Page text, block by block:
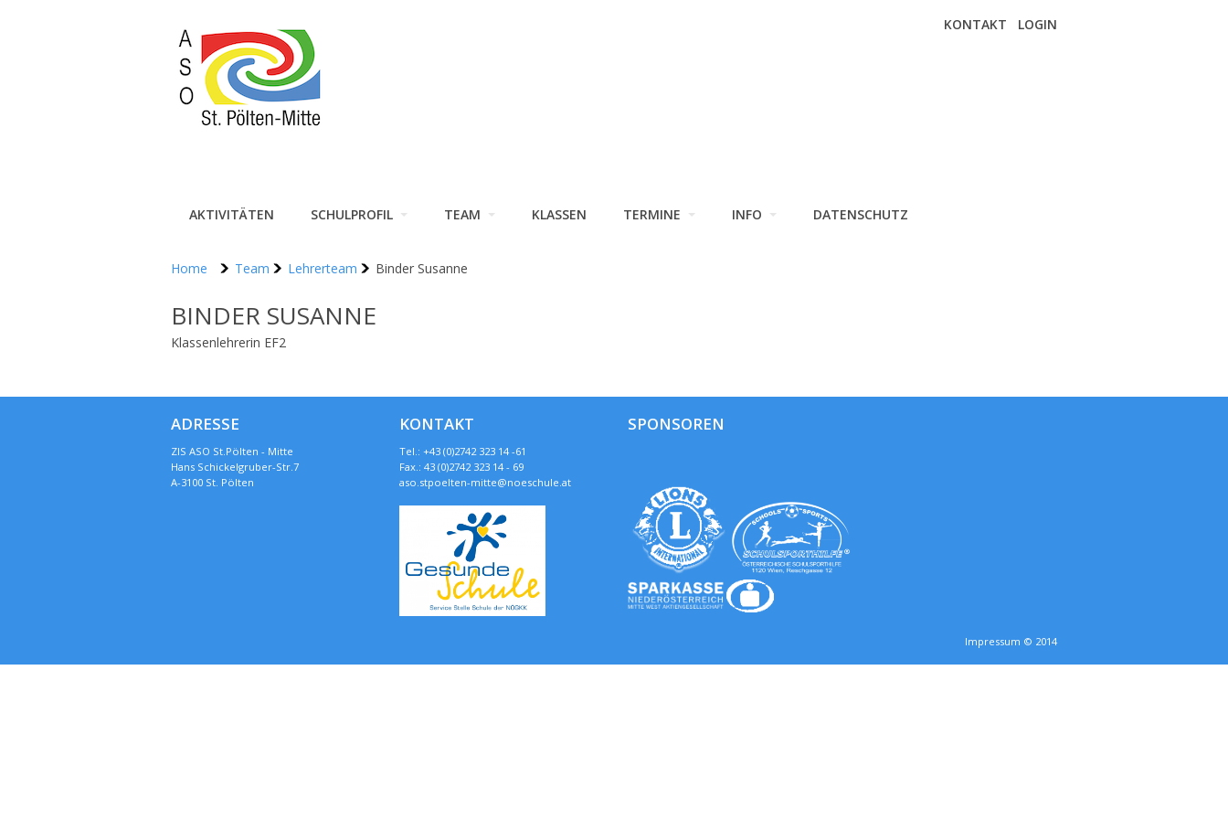
LOGIN
KONTAKT
AKTIVITÄTEN SCHULPROFIL TEAM KLASSEN TERMINE INFO DATENSCHUTZ
Home Team Lehrerteam Binder Susanne
BINDER SUSANNE
Klassenlehrerin EF2
ADRESSE
ZIS ASO St.Pölten - Mitte
Hans Schickelgruber-Str.7
A-3100 St. Pölten
KONTAKT
Tel.: +43 (0)2742 323 14 -61
Fax.: 43 (0)2742 323 14 - 69
aso.stpoelten-mitte@noeschule.at
SPONSOREN
Impressum © 2014